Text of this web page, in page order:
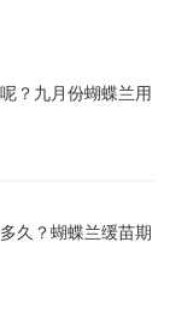
？九月份蝴蝶兰用
久？蝴蝶兰缓苗期